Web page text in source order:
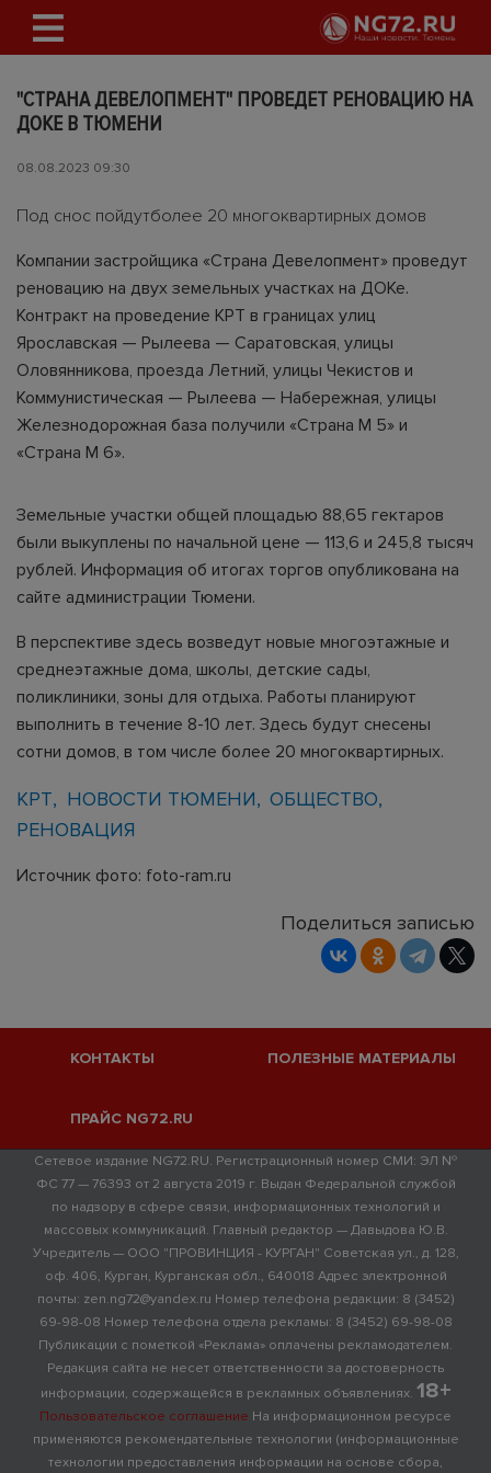
"СТРАНА ДЕВЕЛОПМЕНТ" ПРОВЕДЕТ РЕНОВАЦИЮ НА
ДОКЕ В ТЮМЕНИ
08.08.2023 09:30
Под снос пойдутболее 20 многоквартирных домов
Компании застройщика «Страна Девелопмент» проведут
реновацию на двух земельных участках на ДОКе.
Контракт на проведение КРТ в границах улиц
Ярославская — Рылеева — Саратовская, улицы
Оловянникова, проезда Летний, улицы Чекистов и
Коммунистическая — Рылеева — Набережная, улицы
Железнодорожная база получили «Страна М 5» и
«Страна М 6».
Земельные участки общей площадью 88,65 гектаров
были выкуплены по начальной цене — 113,6 и 245,8 тысяч
рублей. Информация об итогах торгов опубликована на
сайте администрации Тюмени.
В перспективе здесь возведут новые многоэтажные и
среднеэтажные дома, школы, детские сады,
поликлиники, зоны для отдыха. Работы планируют
выполнить в течение 8-10 лет. Здесь будут снесены
сотни домов, в том числе более 20 многоквартирных.
КРТ НОВОСТИ ТЮМЕНИ
ОБЩЕСТВО
РЕНОВАЦИЯ
Источник фото: foto-ram.ru
Поделиться записью
КОНТАКТЫ ПОЛЕЗНЫЕ МАТЕРИАЛЫ
ПРАЙС NG72.RU
Сетевое издание NG72.RU. Регистрационный номер СМИ: ЭЛ №
ФС 77 — 76393 от 2 августа 2019 г. Выдан Федеральной службой
по надзору в сфере связи, информационных технологий и
массовых коммуникаций. Главный редактор — Давыдова Ю.В.
Учредитель — ООО "ПРОВИНЦИЯ - КУРГАН" Советская ул., д. 128,
оф. 406, Курган, Курганская обл., 640018 Адрес электронной
почты: zen.ng72@yandex.ru Номер телефона редакции: 8 (3452)
69-98-08 Номер телефона отдела рекламы: 8 (3452) 69-98-08
Публикации с пометкой «Реклама» оплачены рекламодателем.
Редакция сайта не несет ответственности за достоверность
информации, содержащейся в рекламных объявлениях. 18+
Пользовательское соглашение На информационном ресурсе
применяются рекомендательные технологии (информационные
технологии предоставления информации на основе сбора,